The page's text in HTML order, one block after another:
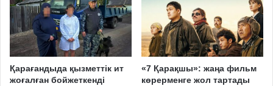
Қарағандыда қызметтік ит
жоғалған бойжеткенді
«7 Қарақшы»: жаңа фильм
көрерменге жол тартады